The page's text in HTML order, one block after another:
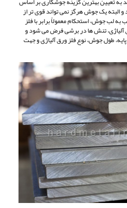
البته یک جوش هرگز نمی تواند قوی تر از
به لب جوش، استحکام معمولاً برابر با فلز
تنش ها در برشی فرض می شود و
طول جوش، نوع فلز ورق آلیاژی و جهت